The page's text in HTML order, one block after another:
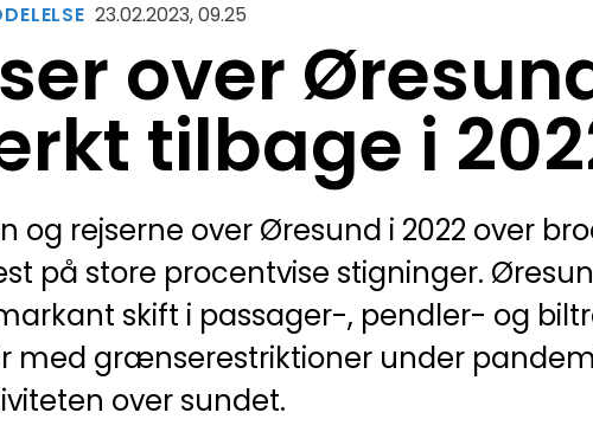
23.02.2023, 09.25
over
tilbage i
og rejserne over Øresund i 2022 over
på store procentvise stigninger.
skift i passager-, pendler- og
med grænserestriktioner under
over sundet.